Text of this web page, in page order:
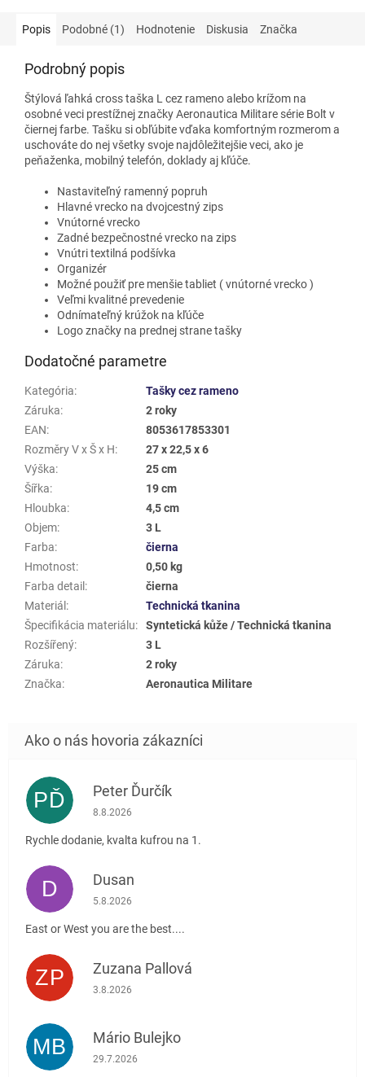
Popis Podobné (1) Hodnotenie Diskusia Značka
Podrobný popis
Štýlová ľahká cross taška L cez rameno alebo krížom na
osobné veci prestížnej značky Aeronautica Militare série Bolt v
čiernej farbe. Tašku si obľúbite vďaka komfortným rozmerom a
uschováte do nej všetky svoje najdôležitejšie veci, ako je
peňaženka, mobilný telefón, doklady aj kľúče.
Nastaviteľný ramenný popruh
Hlavné vrecko na dvojcestný zips
Vnútorné vrecko
Zadné bezpečnostné vrecko na zips
Vnútri textilná podšívka
Organizér
Možné použiť pre menšie tabliet ( vnútorné vrecko )
Veľmi kvalitné prevedenie
Odnímateľný krúžok na kľúče
Logo značky na prednej strane tašky
Dodatočné parametre
Kategória:
Tašky cez rameno
Záruka:
2 roky
EAN:
8053617853301
Rozměry V x Š x H:
27 x 22,5 x 6
Výška:
25 cm
Šířka:
19 cm
Hloubka:
4,5 cm
Objem:
3 L
Farba:
čierna
Hmotnost:
0,50 kg
Farba detail :
čierna
Materiál :
Technická tkanina
Špecifikácia materiálu:
Syntetická kůže / Technická tkanina
Rozšířený:
3 L
Záruka:
2 roky
Značka: Aeronautica Militare
PĎ Peter Ďurčík
Hodnotenie obchodu je 5 z 5 hviezdičiek.
8.8.2026
Rychle dodanie, kvalta kufrou na 1.
D Dusan
Hodnotenie obchodu je 5 z 5 hviezdičiek.
5.8.2026
East or West you are the best....
ZP Zuzana Pallová
Hodnotenie obchodu je 5 z 5 hviezdičiek.
3.8.2026
MB Mário Bulejko
Hodnotenie obchodu je 5 z 5 hviezdičiek.
29.7.2026